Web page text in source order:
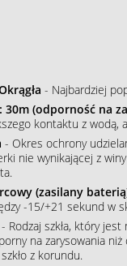
- Najbardziej
(odporność na
kontaktu z wodą,
- Okres ochrony
nie wynikającej z
(zasilany
-15/+21 sekund w
Rodzaj szkła, który
na zarysowania
z korundu.